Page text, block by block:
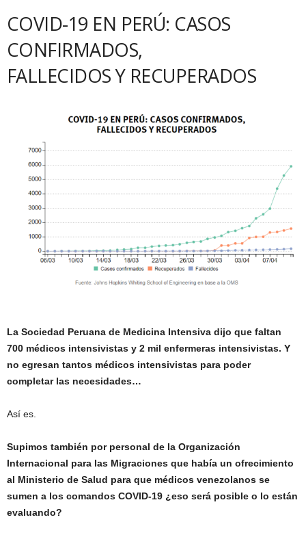
COVID-19 EN PERÚ: CASOS
CONFIRMADOS,
FALLECIDOS Y RECUPERADOS
La Sociedad Peruana de Medicina Intensiva dijo que faltan
700 médicos intensivistas y 2 mil enfermeras intensivistas. Y
no egresan tantos médicos intensivistas para poder
completar las necesidades…
Así es.
Supimos también por personal de la Organización
Internacional para las Migraciones que había un ofrecimiento
al Ministerio de Salud para que médicos venezolanos se
sumen a los comandos COVID-19 ¿eso será posible o lo están
evaluando?